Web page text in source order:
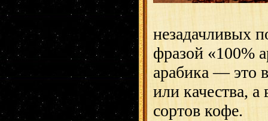
незадачливых
фразой «100%
арабика — это
или качества,
сортов кофе.